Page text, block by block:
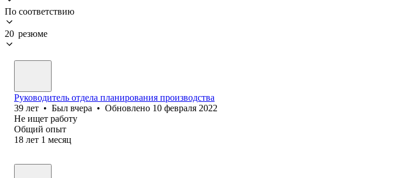
По соответствию
20 резюме
Руководитель отдела планирования производства
39 лет • Был вчера • Обновлено 10 февраля 2022
Не ищет работу
Общий опыт
18 лет 1 месяц